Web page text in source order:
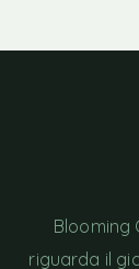
Blooming
riguarda il